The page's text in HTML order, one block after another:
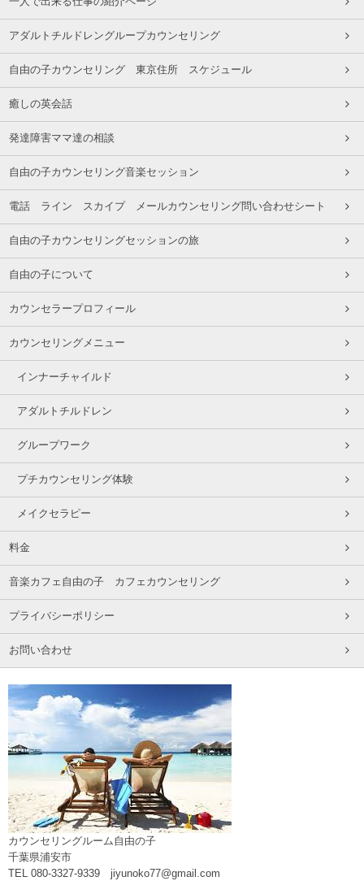
アダルトチルドレングループカウンセリング
自由の子カウンセリング 東京住所 スケジュール
癒しの英会話
発達障害ママ達の相談
自由の子カウンセリング音楽セッション
電話 ライン スカイプ メールカウンセリング問い合わせシート
自由の子カウンセリングセッションの旅
自由の子について
カウンセラープロフィール
カウンセリングメニュー
インナーチャイルド
アダルトチルドレン
グループワーク
プチカウンセリング体験
メイクセラピー
料金
音楽カフェ自由の子 カフェカウンセリング
プライバシーポリシー
お問い合わせ
カウンセリングルーム自由の子
千葉県浦安市
TEL 080-3327-9339 jiyunoko77@gmail.com